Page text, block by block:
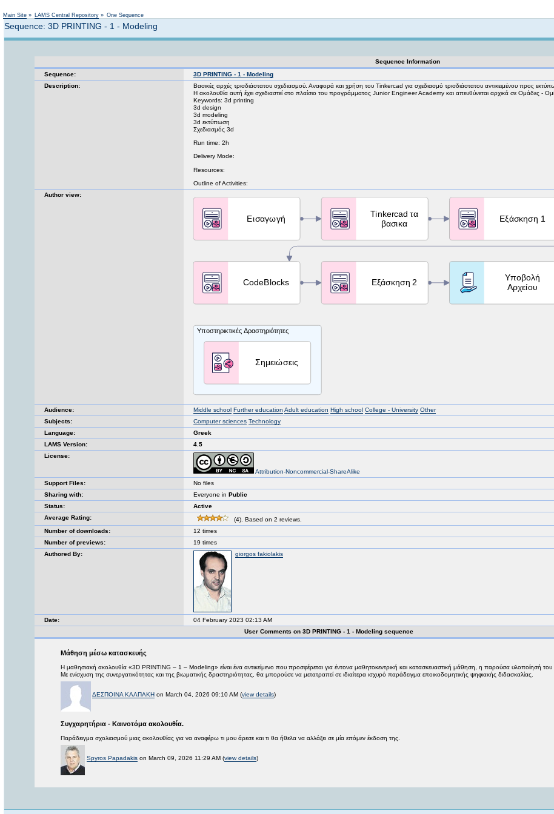
Main Site » LAMS Central Repository » One Sequence
Sequence: 3D PRINTING - 1 - Modeling
Sequence Information
Sequence:
3D PRINTING - 1 - Modeling
Description:
Βασικές αρχές τρισδιάστατου σχεδιασμού. Αναφορά και χρήση του Tinkercad για σχεδιασμό τρισδιάστατου αντικειμένου προς
Η ακολουθία αυτή έχει σχεδιαστεί στο πλαίσιο του προγράμματος Junior Engineer Academy και απευθύνεται αρχικά σε Ομάδες -
Keywords: 3d printing
3d design
3d modeling
3d εκτύπωση
Σχεδιασμός 3d
Run time: 2h
Delivery Mode:
Resources:
Outline of Activities:
Author view:
Audience: Middle school Further education Adult education High school College - University Other
Subjects:
Computer sciences Technology
Language:
Greek
LAMS Version:
4.5
License:
Attribution-Noncommercial-ShareAlike
Support Files:
No files
Sharing with:
Everyone in Public
Status:
Active
Average Rating:
(4). Based on 2 reviews.
Number of downloads:
12 times
Number of previews:
19 times
Authored By:
giorgos fakiolakis
Date:
04 February 2023 02:13 AM
User Comments on 3D PRINTING - 1 - Modeling sequence
Μάθηση μέσω κατασκευής
Η μαθησιακή ακολουθία «3D PRINTING – 1 – Modeling» είναι ένα αντικείμενο που προσφέρεται για έντονα μαθητοκεντρική και κατασκευαστική μάθηση, η παρούσα υλοποίησή
Με ενίσχυση της συνεργατικότητας και της βιωματικής δραστηριότητας, θα μπορούσε να μετατραπεί σε ιδιαίτερα ισχυρό παράδειγμα εποικοδομητικής ψηφιακής διδασκαλίας.
ΔΕΣΠΟΙΝΑ ΚΑΛΠΑΚΗ on March 04, 2026 09:10 AM (view details)
Συγχαρητήρια - Καινοτόμα ακολουθία.
Παράδειγμα σχολιασμού μιας ακολουθίας για να αναφέρω τι μου άρεσε και τι θα ήθελα να αλλάξει σε μία επόμεν έκδοση της.
Spyros Papadakis on March 09, 2026 11:29 AM (view details)